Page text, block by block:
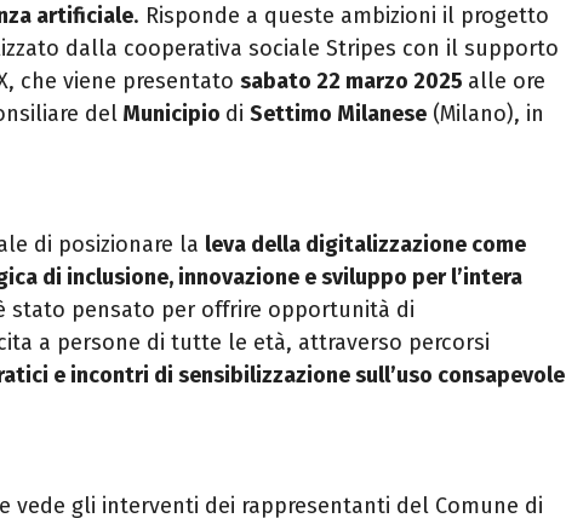
artificiale. Risponde a queste ambizioni il progetto
dalla cooperativa sociale Stripes con il supporto
che viene presentato sabato 22 marzo 2025 alle ore
del Municipio di Settimo Milanese (Milano), in
di posizionare la leva della digitalizzazione come
di inclusione, innovazione e sviluppo per l’intera
stato pensato per offrire opportunità di
a persone di tutte le età, attraverso percorsi
e incontri di sensibilizzazione sull’uso consapevole
vede gli interventi dei rappresentanti del Comune di